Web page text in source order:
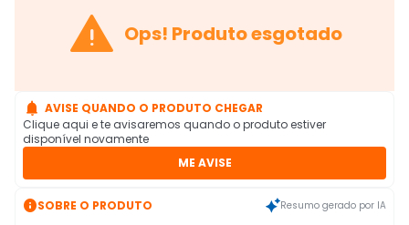
 Ops! Produto esgotado
 AVISE QUANDO O PRODUTO CHEGAR
Clique aqui e te avisaremos quando o produto estiver
disponível novamente
ME AVISE
SOBRE O PRODUTO Resumo gerado por IA